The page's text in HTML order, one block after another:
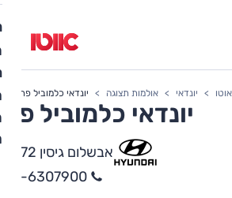
אוטו יונדאי אולמות תצוגה יונדאי כלמוביל פתח
יונדאי כלמוביל
אבשלום גיסין 72, פתח תקווה
03-6307900